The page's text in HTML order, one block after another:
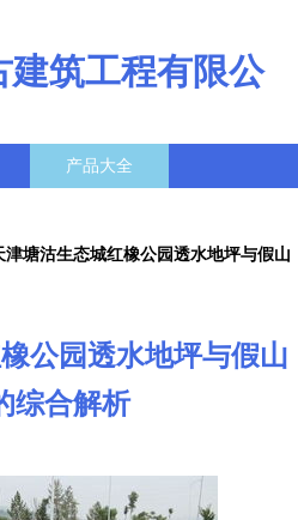
建筑工程有限公
产品大全
津塘沽生态城红橡公园透水地坪与假山
公园透水地坪与假山
综合解析